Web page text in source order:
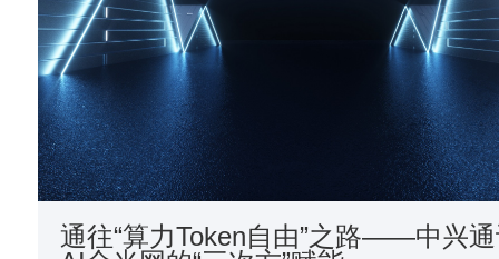
通往“算力Token自由”之路——中兴